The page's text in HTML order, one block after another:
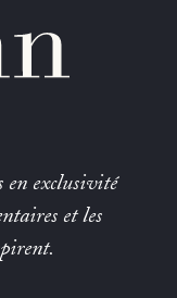
en exclusivité
et les